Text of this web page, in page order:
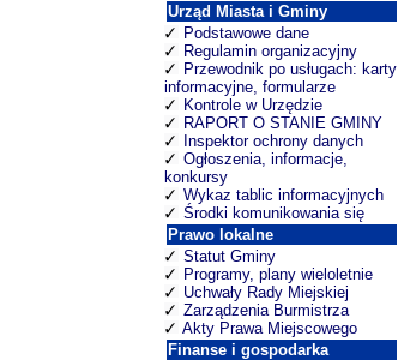
Urząd Miasta i Gminy
Podstawowe dane
Regulamin organizacyjny
Przewodnik po usługach: karty
informacyjne, formularze
Kontrole w Urzędzie
RAPORT O STANIE GMINY
Inspektor ochrony danych
Ogłoszenia, informacje,
konkursy
Wykaz tablic informacyjnych
Środki komunikowania się
Prawo lokalne
Statut Gminy
Programy, plany wieloletnie
Uchwały Rady Miejskiej
Zarządzenia Burmistrza
Akty Prawa Miejscowego
Finanse i gospodarka